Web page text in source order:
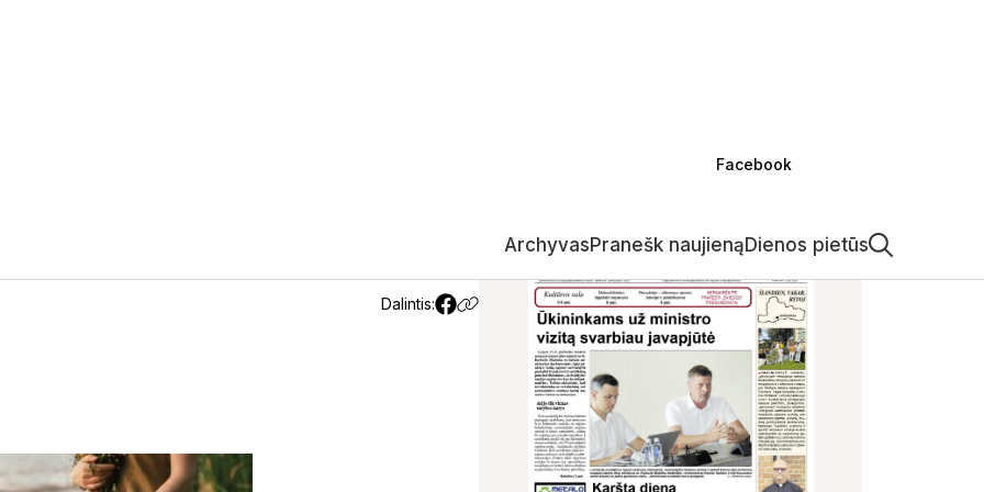
Facebook
ArchyvasPranešk naujienąDienos pietūs
maudytis
Dalintis: